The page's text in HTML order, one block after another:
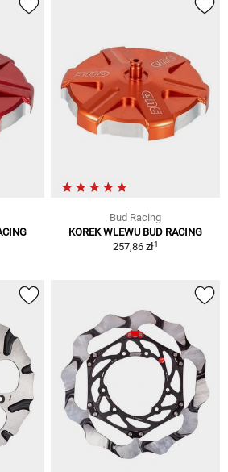
Bud Racing
KOREK WLEWU BUD RACING
257,86 zł1